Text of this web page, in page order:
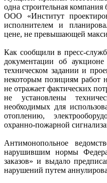
одна строительная
ООО «Институт
исполнителем и
цене, не превышающей
Как сообщили в пресс-
документации об
техническом задании и
некоторым позициям работ
не отражает фактических
не установлены
необходимых для
отоплению,
охранно-пожарной
Антимонопольное
нарушившим нормы
заказов» и выдало
нарушений путем